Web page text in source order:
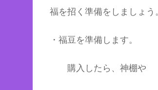
福を招く準備をしましょう。
・福豆を準備します。
購入したら、神棚や